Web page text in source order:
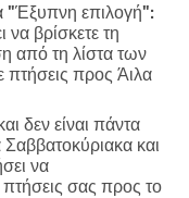
"Έξυπνη επιλογή":
να βρίσκετε τη
από τη λίστα των
πτήσεις προς Άιλα
δεν είναι πάντα
και
να
πτήσεις σας προς το